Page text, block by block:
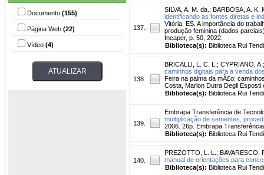
Documento (155)
Página Web (22)
Vídeo (4)
137.
SILVA, A. M. da. ; BARBOSA, A. K.
identificando as fontes diretas e
Vitória, ES. A importância do
produção feminina (dados
Incaper, p. 50, 2022.
Biblioteca(s): Biblioteca Rui
138.
BRICALLI, L. C. L. ; CYPRIANO, A.
caminhos digitais para a venda
Feira na palma da mÃ£o:
Costa, Marlon Dutra Degli Esposti
Biblioteca(s): Biblioteca Rui
139.
Embrapa Transferência de
multiplicação de sementes,
2006. 26p. Embrapa
Biblioteca(s): Biblioteca Rui
140.
PREZOTTO, L. L. ; BAVARESCO,
manual de orientações para
Biblioteca(s): Biblioteca Rui